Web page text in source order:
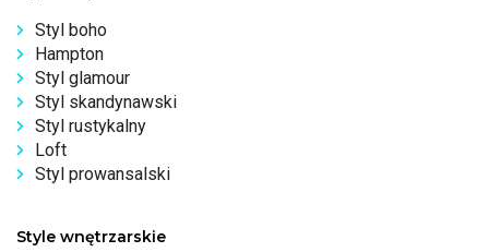
Styl boho
Hampton
Styl glamour
Styl skandynawski
Styl rustykalny
Loft
Styl prowansalski
Style wnętrzarskie